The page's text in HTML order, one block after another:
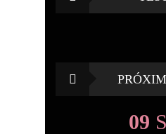
09